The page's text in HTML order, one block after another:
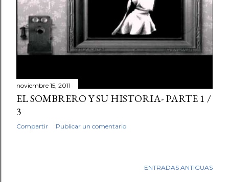
noviembre 15, 2011
EL SOMBRERO Y SU HISTORIA- PARTE 1 /
3
Compartir Publicar un comentario
ENTRADAS ANTIGUAS